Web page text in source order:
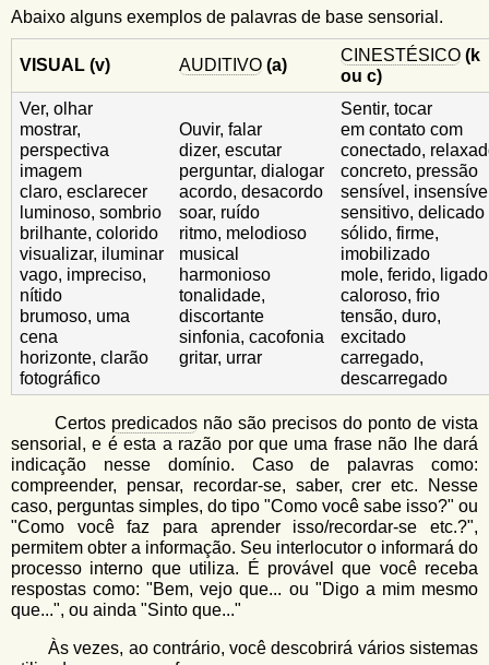
Abaixo alguns exemplos de palavras de base sensorial.
VISUAL (v) AUDITIVO (a)
CINESTÉSICO (k
ou c)
Ver, olhar
mostrar,
perspectiva
imagem
claro, esclarecer
luminoso, sombrio
brilhante, colorido
visualizar, iluminar
vago, impreciso,
nítido
brumoso, uma
cena
horizonte, clarão
fotográfico
Ouvir, falar
dizer, escutar
perguntar, dialogar
acordo, desacordo
soar, ruído
ritmo, melodioso
musical
harmonioso
tonalidade,
discortante
sinfonia, cacofonia
gritar, urrar
Sentir, tocar
em contato com
conectado,
concreto, pressão
sensível,
sensitivo, delicado
sólido, firme,
imobilizado
mole, ferido, ligado
caloroso, frio
tensão, duro,
excitado
carregado,
descarregado
Certos predicados não são precisos do ponto de vista
sensorial, e é esta a razão por que uma frase não lhe dará
indicação nesse domínio. Caso de palavras como:
compreender, pensar, recordar-se, saber, crer etc. Nesse
caso, perguntas simples, do tipo "Como você sabe isso?" ou
"Como você faz para aprender isso/recordar-se etc.?",
permitem obter a informação. Seu interlocutor o informará do
processo interno que utiliza. É provável que você receba
respostas como: "Bem, vejo que... ou "Digo a mim mesmo
que...", ou ainda "Sinto que..."
Às vezes, ao contrário, você descobrirá vários sistemas